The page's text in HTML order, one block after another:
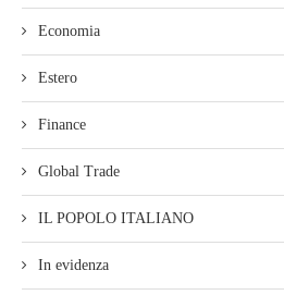
Economia
Estero
Finance
Global Trade
IL POPOLO ITALIANO
In evidenza